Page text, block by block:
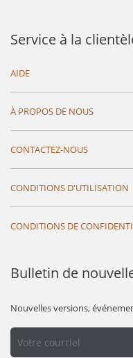
Service à la
AIDE
À PROPOS DE NOUS
CONTACTEZ-NOUS
CONDITIONS D'UTILISATION
CONDITIONS DE
Bulletin de
Nouvelles versions,